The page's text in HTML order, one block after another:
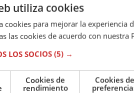
utiliza cookies
cookies para mejorar la
las cookies de acuerdo con nuestra
LOS SOCIOS (5) →
Cookies de
rendimiento
Cookies de